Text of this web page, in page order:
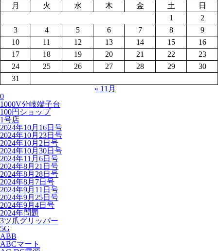
月
火 水 木 金 土
日
1
2
3
4 5 6 7 8
9
10
11 12 13 14 15
16
17
18 19 20 21 22
23
24
25 26 27 28 29
30
31
« 11月
0
1000V分岐端子台
100円ショップ
1号店
2024年10月16日号
2024年10月23日号
2024年10月2日号
2024年10月30日号
2024年11月6日号
2024年8月21日号
2024年8月28日号
2024年8月7日号
2024年9月11日号
2024年9月25日号
2024年9月4日号
2024年問題
3ツ爪グリッパー
5G
ABB
ABCマート